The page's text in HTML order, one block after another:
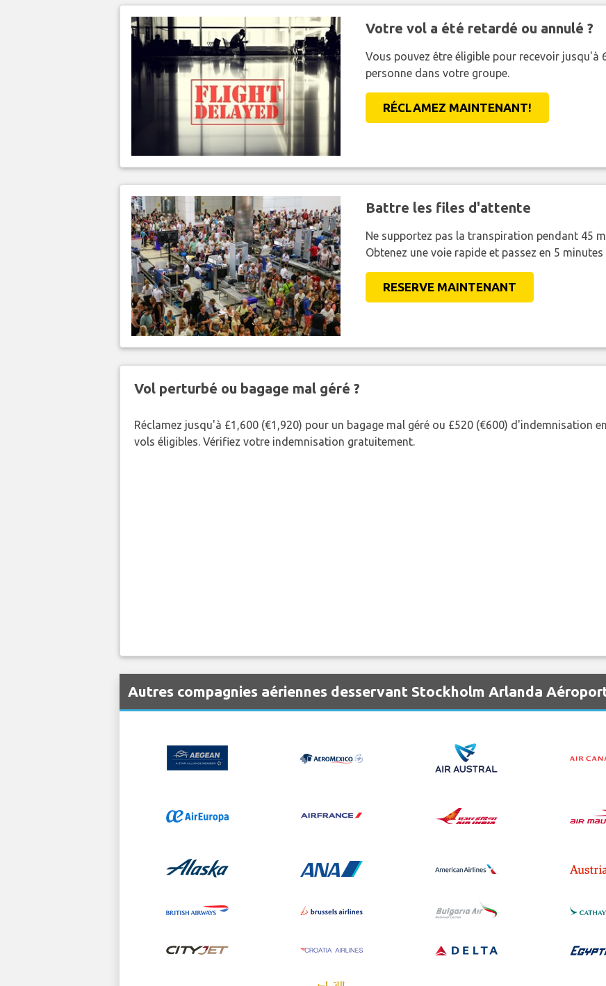
Votre vol a été retardé ou annulé ?
Vous pouvez être éligible pour recevoir jusqu'à
personne dans votre groupe.
RÉCLAMEZ MAINTENANT!
Battre les files d'attente
Ne supportez pas la transpiration pendant 45
Obtenez une voie rapide et passez en 5
RESERVE MAINTENANT
Vol perturbé ou bagage mal géré ?
Réclamez jusqu'à £1,600 (€1,920) pour un bagage mal géré ou £520 (€600) d'indemnisation
vols éligibles. Vérifiez votre indemnisation gratuitement.
Autres compagnies aériennes desservant Stockholm Arlanda